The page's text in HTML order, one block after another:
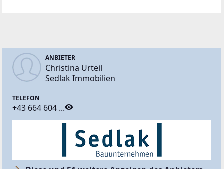
ANBIETER
Christina Urteil
Sedlak Immobilien
TELEFON
+43 664 604 ...